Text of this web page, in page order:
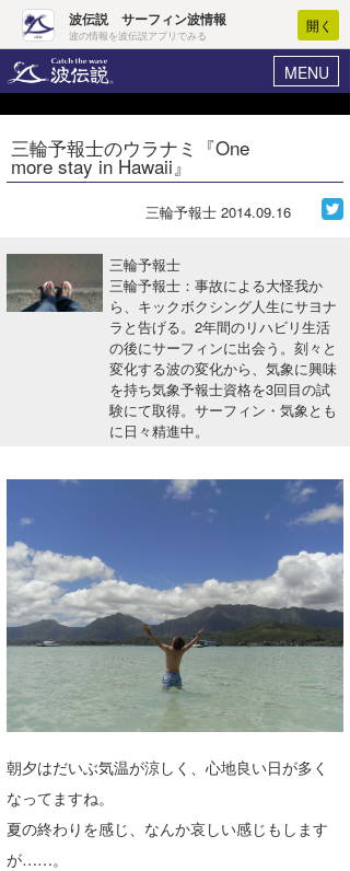
波伝説 サーフィン波情報
波の情報を波伝説アプリでみる
開く
MENU
ヘルプ マイホーム
ログイン
波情報･概況
WAVE HUNTER 波予想ツール
サーフィンエリアガイド
三輪予報士のウラナミ『One
more stay in Hawaii』
三輪予報士 2014.09.16
三輪予報士
三輪予報士：事故による大怪我か
ら、キックボクシング人生にサヨナ
ラと告げる。2年間のリハビリ生活
の後にサーフィンに出会う。刻々と
変化する波の変化から、気象に興味
を持ち気象予報士資格を3回目の試
験にて取得。サーフィン・気象とも
に日々精進中。
朝夕はだいぶ気温が涼しく、心地良い日が多く
なってますね。
夏の終わりを感じ、なんか哀しい感じもします
が……。
Core Surf Japan
アート＆エンタメ
ショップ情報
千葉北
伊豆
千葉南
大阪
四国
沖縄
その他
ルール＆How to
VOTE!
サーファーズ